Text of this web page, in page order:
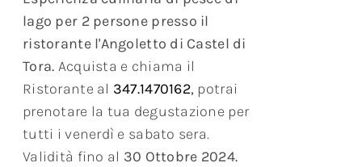
lago per 2 persone presso il
ristorante l'Angoletto di Castel di
Tora. Acquista e chiama il
Ristorante al 347.1470162, potrai
prenotare la tua degustazione per
tutti i venerdì e sabato sera.
Validità fino al 30 Ottobre 2024.